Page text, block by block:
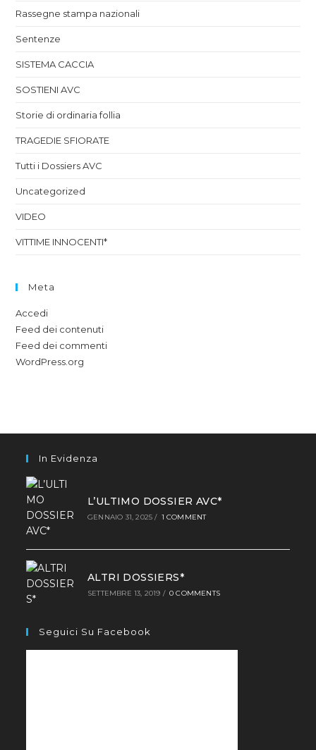
Rassegne stampa nazionali
Sentenze
SISTEMA CACCIA
SOSTIENI AVC
Storie di ordinaria follia
TRAGEDIE SFIORATE
Tutti i Dossiers AVC
Uncategorized
VIDEO
VITTIME INNOCENTI*
Meta
Accedi
Feed dei contenuti
Feed dei commenti
WordPress.org
In Evidenza
L’ULTIMO DOSSIER AVC*
GENNAIO 31, 2025 / 1 COMMENT
ALTRI DOSSIERS*
SETTEMBRE 13, 2019 / 0 COMMENTS
Seguici Su Facebook